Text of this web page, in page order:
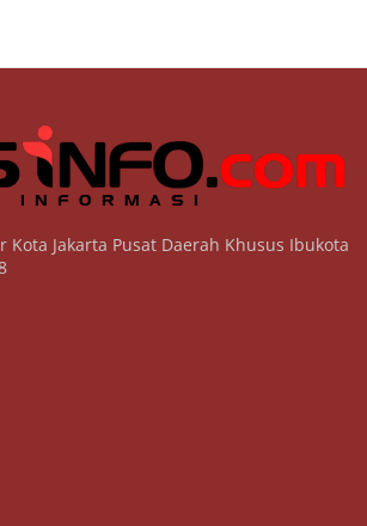
Kota Jakarta Pusat Daerah Khusus Ibukota